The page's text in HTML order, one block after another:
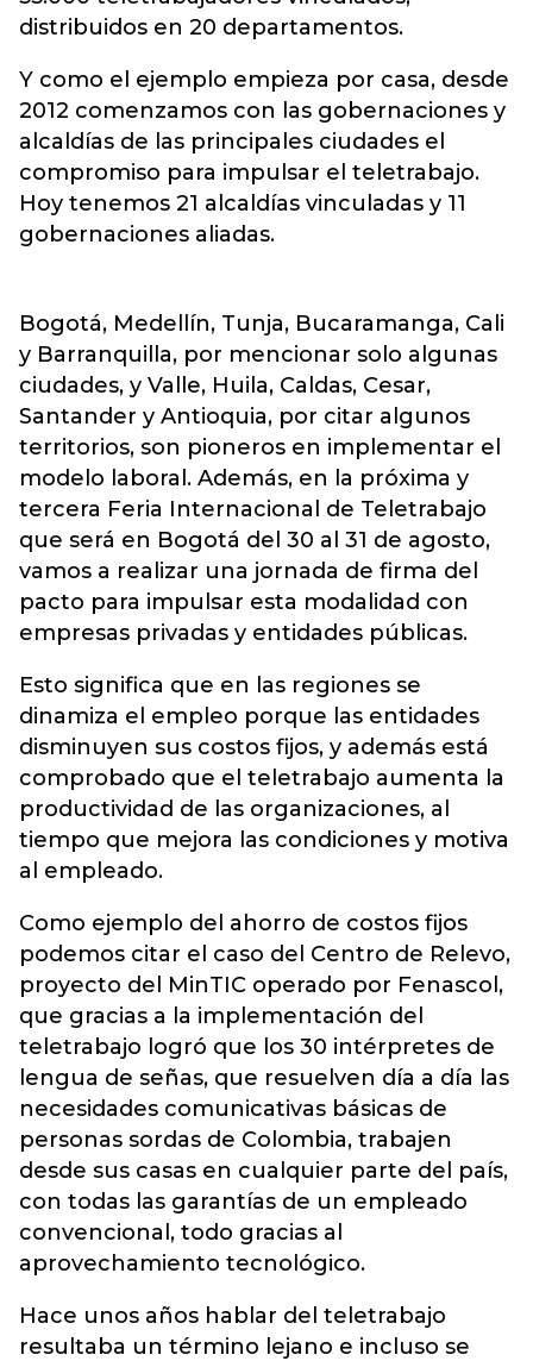
distribuidos en 20 departamentos.
Y como el ejemplo empieza por casa, desde
2012 comenzamos con las gobernaciones y
alcaldías de las principales ciudades el
compromiso para impulsar el teletrabajo.
Hoy tenemos 21 alcaldías vinculadas y 11
gobernaciones aliadas.
Bogotá, Medellín, Tunja, Bucaramanga, Cali
y Barranquilla, por mencionar solo algunas
ciudades, y Valle, Huila, Caldas, Cesar,
Santander y Antioquia, por citar algunos
territorios, son pioneros en implementar el
modelo laboral. Además, en la próxima y
tercera Feria Internacional de Teletrabajo
que será en Bogotá del 30 al 31 de agosto,
vamos a realizar una jornada de firma del
pacto para impulsar esta modalidad con
empresas privadas y entidades públicas.
Esto significa que en las regiones se
dinamiza el empleo porque las entidades
disminuyen sus costos fijos, y además está
comprobado que el teletrabajo aumenta la
productividad de las organizaciones, al
tiempo que mejora las condiciones y motiva
al empleado.
Como ejemplo del ahorro de costos fijos
podemos citar el caso del Centro de Relevo,
proyecto del MinTIC operado por Fenascol,
que gracias a la implementación del
teletrabajo logró que los 30 intérpretes de
lengua de señas, que resuelven día a día las
necesidades comunicativas básicas de
personas sordas de Colombia, trabajen
desde sus casas en cualquier parte del país,
con todas las garantías de un empleado
convencional, todo gracias al
aprovechamiento tecnológico.
Hace unos años hablar del teletrabajo
resultaba un término lejano e incluso se